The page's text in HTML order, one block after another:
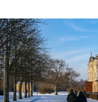
pa­
ra­
de
im